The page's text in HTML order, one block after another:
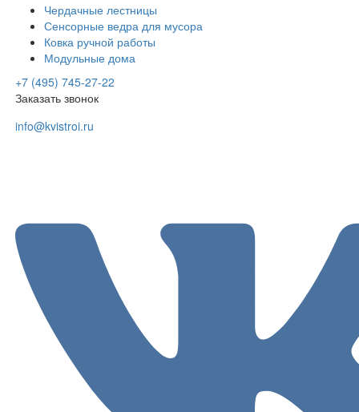
Чердачные лестницы
Сенсорные ведра для мусора
Ковка ручной работы
Модульные дома
+7 (495) 745-27-22
Заказать звонок
info@kvistroi.ru